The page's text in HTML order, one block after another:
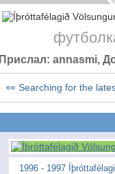
Прислал: annasmi,
👀 Searching for the
1996 - 1997